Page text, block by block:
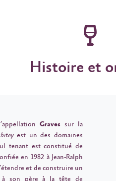
Histoire et
Graves sur la
est un des domaines
tenant est constitué de
en 1982 à Jean-Ralph
et de construire un
à son père à la tête de